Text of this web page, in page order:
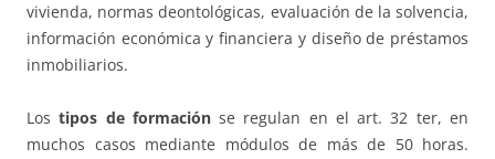
vivienda, normas deontológicas, evaluación de la solvencia,
información económica y financiera y diseño de préstamos
inmobiliarios.
Lostipos de formaciónse regulan en el art. 32 ter, en
muchos casos mediante módulos de más de 50 horas.